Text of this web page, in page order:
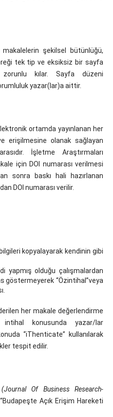
makalelerin şekilsel bütünlüğü,
tek tip ve eksiksiz bir sayfa
kılar. Sayfa düzeni
yazar(lar)a aittir.
ortamda yayınlanan her
erişilmesine olanak sağlayan
İşletme Araştırmaları
için DOI numarası verilmesi
sonra baskı hali hazırlanan
DOI numarası verilir.
kopyalayarak kendinin gibi
yapmış olduğu çalışmalardan
göstermeyerek “Özintihal”veya
her makale değerlendirme
konusunda yazar/lar
“iThenticate” kullanılarak
tespit edilir.
(Journal Of Business Research-
Açık Erişim Hareketi